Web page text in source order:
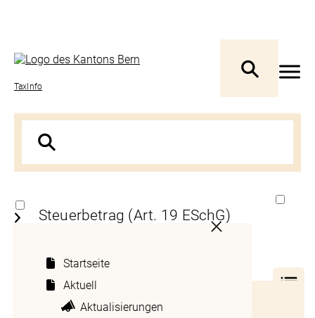
TaxInfo
Startseite
Aktuell
Aktualisierungen
Steuerbetrag (Art. 19 ESchG)
Erläuterung zu Artikel 19 des Erbschafts-
und Schenkungssteuergesetzes
EschG):
Inhaltsverzeichnis